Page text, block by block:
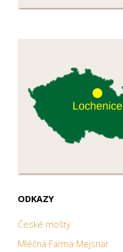
ODKAZY
České mošty
Mléčná Farma Mejsnar